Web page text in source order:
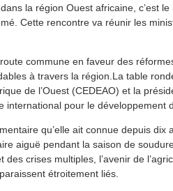
la région Ouest africaine, c’est
Cette rencontre va réunir les
commune en faveur des
à travers la région.La table
de l’Ouest (CEDEAO) et la
pour le développement
qu’elle ait connue depuis
aiguë pendant la saison de
des crises multiples, l’avenir de
étroitement liés.